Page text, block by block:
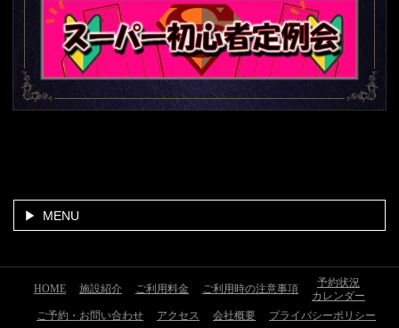
MENU
HOME 施設紹介 ご利用料金 ご利用時の注意事項
予約状況
カレンダー
ご予約・お問い合わせ
アクセス 会社概要 プライバシーポリシー